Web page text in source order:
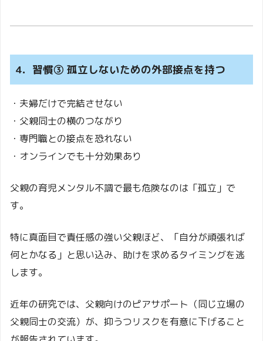
4．習慣③ 孤立しないための外部接点を持つ
・夫婦だけで完結させない
・父親同士の横のつながり
・専門職との接点を恐れない
・オンラインでも十分効果あり
父親の育児メンタル不調で最も危険なのは「孤立」で
す。
特に真面目で責任感の強い父親ほど、「自分が頑張れば
何とかなる」と思い込み、助けを求めるタイミングを逃
します。
近年の研究では、父親向けのピアサポート（同じ立場の
父親同士の交流）が、抑うつリスクを有意に下げること